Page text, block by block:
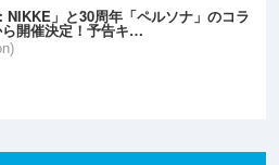
NIKKE」と30周年「ペルソナ」のコラ
開催決定！予告キ…